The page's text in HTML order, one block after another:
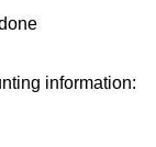
information: